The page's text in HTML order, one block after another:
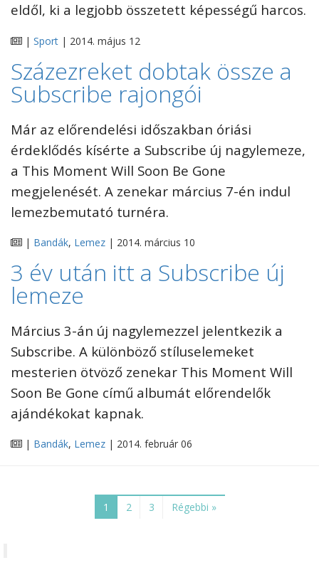
eldől, ki a legjobb összetett képességű harcos.
| Sport | 2014. május 12
Százezreket dobtak össze a
Subscribe rajongói
Már az előrendelési időszakban óriási
érdeklődés kísérte a Subscribe új nagylemeze,
a This Moment Will Soon Be Gone
megjelenését. A zenekar március 7-én indul
lemezbemutató turnéra.
| Bandák, Lemez | 2014. március 10
3 év után itt a Subscribe új
lemeze
Március 3-án új nagylemezzel jelentkezik a
Subscribe. A különböző stíluselemeket
mesterien ötvöző zenekar This Moment Will
Soon Be Gone című albumát előrendelők
ajándékokat kapnak.
| Bandák, Lemez | 2014. február 06
1 2 3 Régebbi »